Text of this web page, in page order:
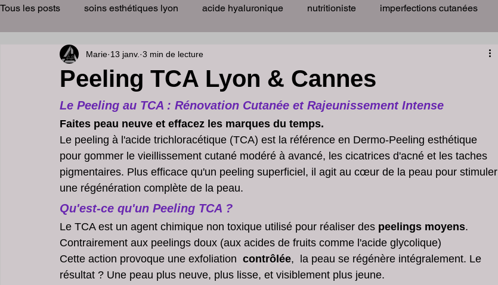
Tous les posts soins esthétiques lyon acide hyaluronique nutritioniste imperfections cutanées
soins visage cabinet esthétique palper rouler lyon
medecine esthetique à lyon perdre du poids soins de peau soins visage et corps lyon
soins du visage et corps medecine esthetique lyon clinique peeling lyon centre esthétique lyon
Ride du Décolleté peeling Lifting du visage acné visage dermatologue
Peeling TCA Lyon & Cannes
Marie 13 janv. 3 min de lecture
Le Peeling au TCA : Rénovation Cutanée et Rajeunissement Intense
Faites peau neuve et effacez les marques du temps.
Le peeling à l'acide trichloracétique (TCA) est la référence en Dermo-Peeling esthétique
pour gommer le vieillissement cutané modéré à avancé, les cicatrices d'acné et les taches
pigmentaires. Plus efficace qu'un peeling superficiel, il agit au cœur de la peau pour stimuler
une régénération complète de la peau.
Qu'est-ce qu'un Peeling TCA ?
Le TCA est un agent chimique non toxique utilisé pour réaliser des peelings moyens.
Contrairement aux peelings doux (aux acides de fruits comme l'acide glycolique)
Cette action provoque une exfoliation contrôlée,  la peau se régénère intégralement. Le
résultat ? Une peau plus neuve, plus lisse, et visiblement plus jeune.